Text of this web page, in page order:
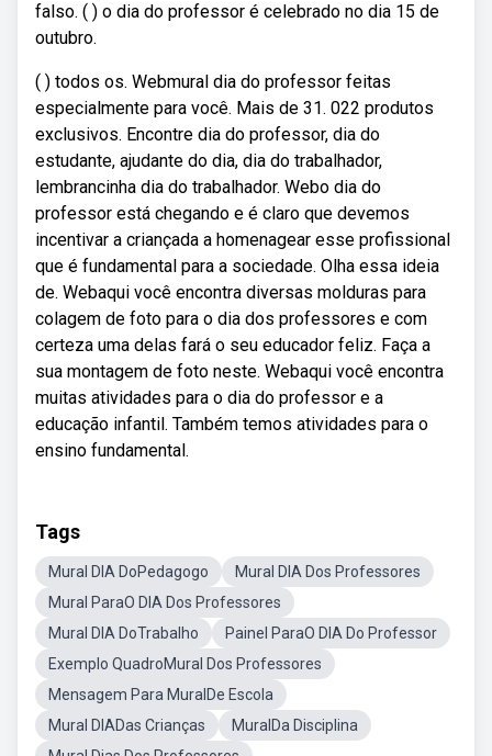
falso. ( ) o dia do professor é celebrado no dia 15 de
outubro.
( ) todos os. Webmural dia do professor feitas
especialmente para você. Mais de 31. 022 produtos
exclusivos. Encontre dia do professor, dia do
estudante, ajudante do dia, dia do trabalhador,
lembrancinha dia do trabalhador. Webo dia do
professor está chegando e é claro que devemos
incentivar a criançada a homenagear esse profissional
que é fundamental para a sociedade. Olha essa ideia
de. Webaqui você encontra diversas molduras para
colagem de foto para o dia dos professores e com
certeza uma delas fará o seu educador feliz. Faça a
sua montagem de foto neste. Webaqui você encontra
muitas atividades para o dia do professor e a
educação infantil. Também temos atividades para o
ensino fundamental.
Tags
Mural DIA DoPedagogo
Mural DIA Dos Professores
Mural ParaO DIA Dos Professores
Mural DIA DoTrabalho
Painel ParaO DIA Do Professor
Exemplo QuadroMural Dos Professores
Mensagem Para MuralDe Escola
Mural DIADas Crianças
MuralDa Disciplina